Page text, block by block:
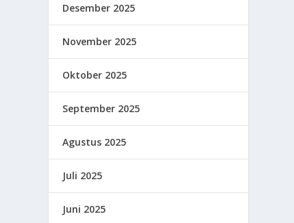
Desember 2025
November 2025
Oktober 2025
September 2025
Agustus 2025
Juli 2025
Juni 2025